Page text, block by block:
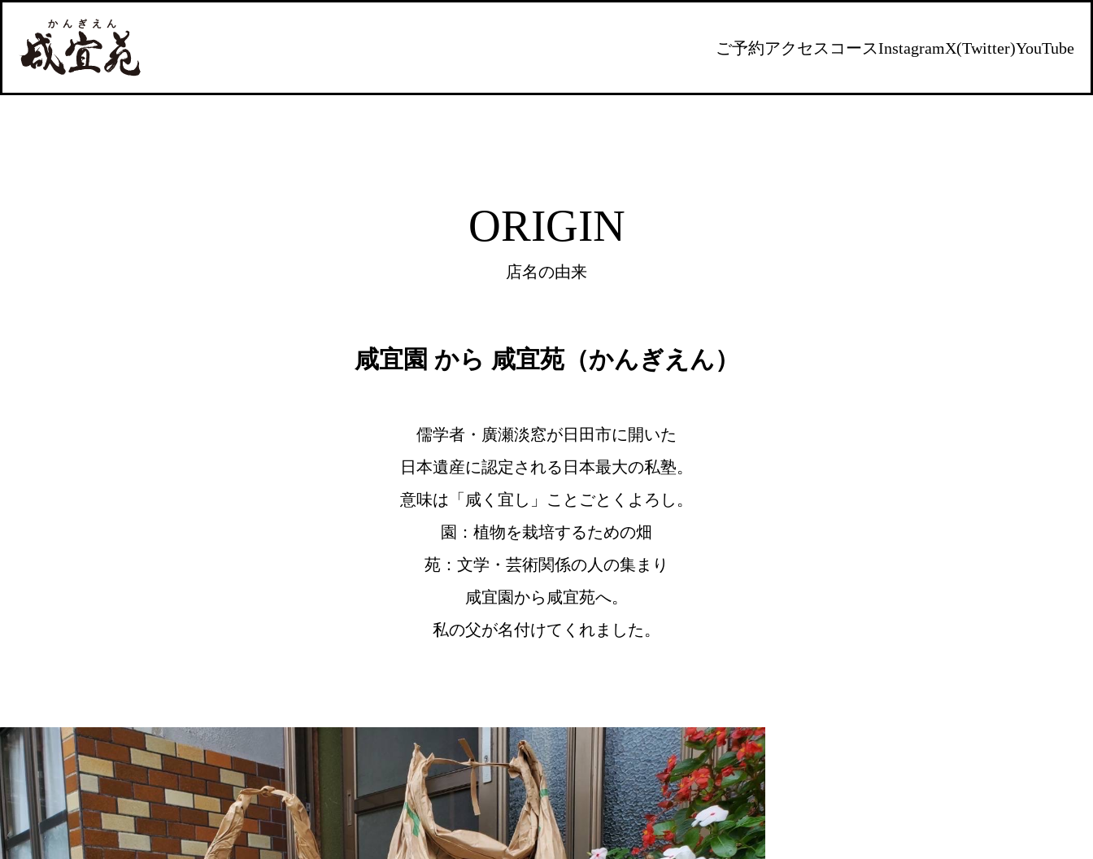
ご予約アクセス コースInstagramX(Twitter)YouTube
ORIGIN
店名の由来
咸宜園 から 咸宜苑（かんぎえん）
儒学者・廣瀬淡窓が日田市に開いた
日本遺産に認定される日本最大の私塾。
意味は「咸く宜し」ことごとくよろし。
園：植物を栽培するための畑
苑：文学・芸術関係の人の集まり
咸宜園から咸宜苑へ。
私の父が名付けてくれました。